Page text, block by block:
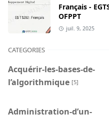
Français -
OFPPT
juil. 9, 2025
CATEGORIES
Acquérir-les-bases-de-
l’algorithmique [5]
Administration-d’un-